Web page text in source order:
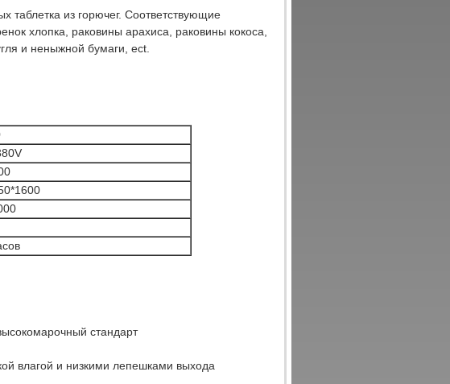
таблетка из горючег. Соответствующие
хлопка, раковины арахиса, раковины кокоса,
и неныжной бумаги, ect.
стандарт
влагой и низкими лепешками выхода